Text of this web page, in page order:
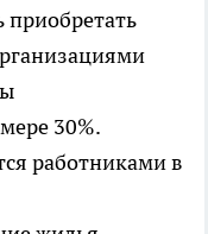
приобретать
30%.
работниками в